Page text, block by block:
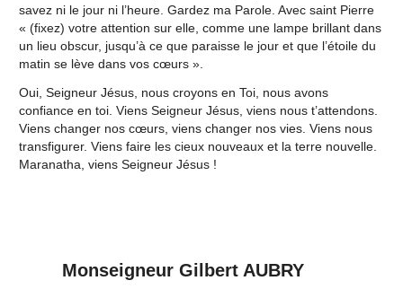
savez ni le jour ni l’heure. Gardez ma Parole. Avec saint Pierre
« (fixez) votre attention sur elle, comme une lampe brillant dans
un lieu obscur, jusqu’à ce que paraisse le jour et que l’étoile du
matin se lève dans vos cœurs ».
Oui, Seigneur Jésus, nous croyons en Toi, nous avons
confiance en toi. Viens Seigneur Jésus, viens nous t’attendons.
Viens changer nos cœurs, viens changer nos vies. Viens nous
transfigurer. Viens faire les cieux nouveaux et la terre nouvelle.
Maranatha, viens Seigneur Jésus !
Monseigneur Gilbert AUBRY